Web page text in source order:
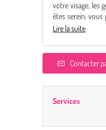
votre visage, les
êtes serein,
Lire la suite
Contacter
Services